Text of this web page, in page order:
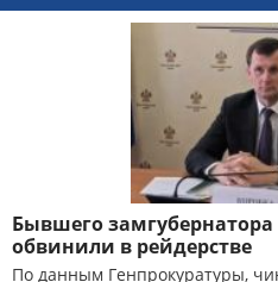
Бывшего замгубернатора
обвинили в рейдерстве
По данным Генпрокуратуры,